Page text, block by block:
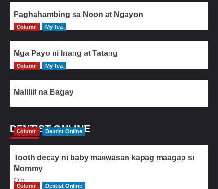
Paghahambing sa Noon at Ngayon
Column My Tea
Mga Payo ni Inang at Tatang
Column My Tea
Maliliit na Bagay
DENTIST ONLINE
Column Dentist Online
Tooth decay ni baby maiiwasan kapag maagap si
Mommy
0
Column
Dentist Online